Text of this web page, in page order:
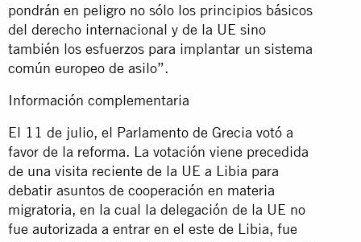
pondrán en peligro no sólo los principios básicos
del derecho internacional y de la UE sino
también los esfuerzos para implantar un sistema
común europeo de asilo”.
Información complementaria
El 11 de julio, el Parlamento de Grecia votó a
favor de la reforma. La votación viene precedida
de una visita reciente de la UE a Libia para
debatir asuntos de cooperación en materia
migratoria, en la cual la delegación de la UE no
fue autorizada a entrar en el este de Libia, fue